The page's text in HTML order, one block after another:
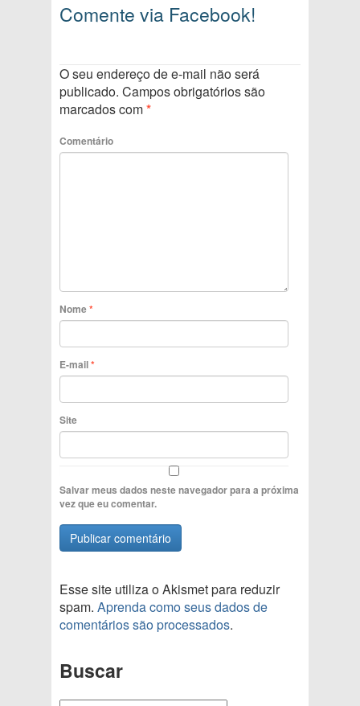
Comente via Facebook!
O seu endereço de e-mail não será
publicado. Campos obrigatórios são
marcados com*
Comentário
Nome*
E-mail*
Site
Salvar meus dados neste navegador para a próxima
vez que eu comentar.
Esse site utiliza o Akismet para reduzir
spam. Aprenda como seus dados de
comentários são processados.
Buscar